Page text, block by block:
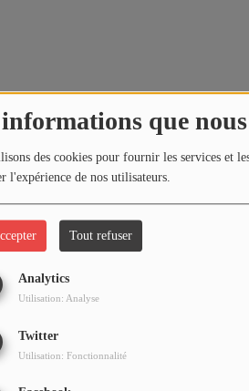
que
des cookies pour fournir les services et
l'expérience de nos utilisateurs.
Tout refuser
Analytics
Utilisation: Analyse
Twitter
Utilisation: Fonctionnalité